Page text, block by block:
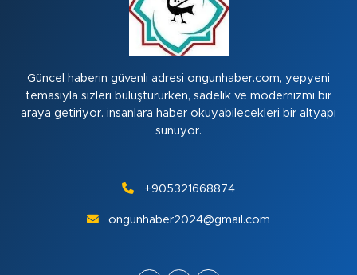
Güncel haberin güvenli adresi ongunhaber.com, yepyeni
temasıyla sizleri buluştururken, sadelik ve modernizmi bir
araya getiriyor. insanlara haber okuyabilecekleri bir altyapı
sunuyor.
+905321668874
ongunhaber2024@gmail.com